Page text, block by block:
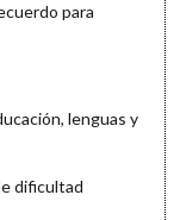
para
lenguas y
dificultad